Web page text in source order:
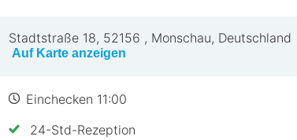
Stadtstraße 18, 52156 , Monschau, Deutschland
Auf Karte anzeigen
Einchecken 11:00
24-Std-Rezeption